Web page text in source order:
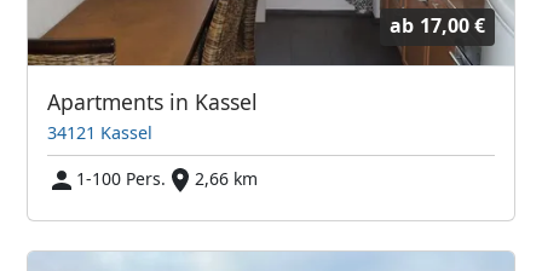
ab 17,00 €
Apartments in Kassel
34121 Kassel
1-100 Pers.
2,66 km